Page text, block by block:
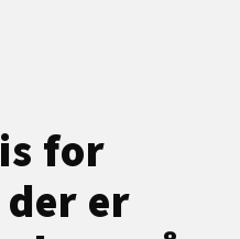
for
er